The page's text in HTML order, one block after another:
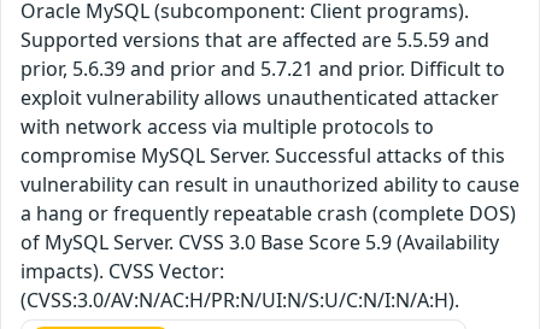
Oracle MySQL (subcomponent: Client programs).
Supported versions that are affected are 5.5.59 and
prior, 5.6.39 and prior and 5.7.21 and prior. Difficult to
exploit vulnerability allows unauthenticated attacker
with network access via multiple protocols to
compromise MySQL Server. Successful attacks of this
vulnerability can result in unauthorized ability to cause
a hang or frequently repeatable crash (complete DOS)
of MySQL Server. CVSS 3.0 Base Score 5.9 (Availability
impacts). CVSS Vector:
(CVSS:3.0/AV:N/AC:H/PR:N/UI:N/S:U/C:N/I:N/A:H).